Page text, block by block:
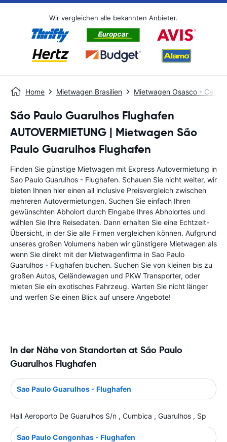
Wir vergleichen alle bekannten Anbieter.
Home Mietwagen Brasilien Mietwagen Osasco -
São Paulo Guarulhos Flughafen
AUTOVERMIETUNG | Mietwagen São
Paulo Guarulhos Flughafen
Finden Sie günstige Mietwagen mit Express Autovermietung in
Sao Paulo Guarulhos - Flughafen. Schauen Sie nicht weiter, wir
bieten Ihnen hier einen all inclusive Preisvergleich zwischen
mehreren Autovermietungen. Suchen Sie einfach Ihren
gewünschten Abholort durch Eingabe Ihres Abholortes und
wählen Sie Ihre Reisedaten. Dann erhalten Sie eine Echtzeit-
Übersicht, in der Sie alle Firmen vergleichen können. Aufgrund
unseres großen Volumens haben wir günstigere Mietwagen als
wenn Sie direkt mit der Mietwagenfirma in Sao Paulo
Guarulhos - Flughafen buchen. Suchen Sie von kleinen bis zu
großen Autos, Geländewagen und PKW Transporter, oder
mieten Sie ein exotisches Fahrzeug. Warten Sie nicht länger
und werfen Sie einen Blick auf unsere Angebote!
In der Nähe von Standorten at São Paulo
Guarulhos Flughafen
Sao Paulo Guarulhos - Flughafen
Hall Aeroporto De Guarulhos S/n , Cumbica , Guarulhos , Sp
Sao Paulo Congonhas - Flughafen